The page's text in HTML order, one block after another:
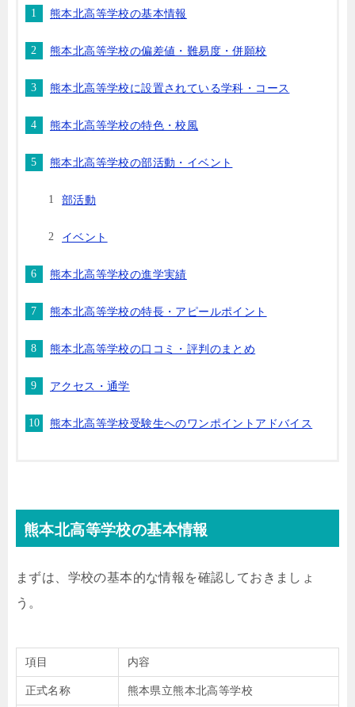
熊本北高等学校の基本情報
熊本北高等学校の偏差値・難易度・併願校
熊本北高等学校に設置されている学科・コース
熊本北高等学校の特色・校風
熊本北高等学校の部活動・イベント
部活動
イベント
熊本北高等学校の進学実績
熊本北高等学校の特長・アピールポイント
熊本北高等学校の口コミ・評判のまとめ
アクセス・通学
熊本北高等学校受験生へのワンポイントアドバイス
熊本北高等学校の基本情報
まずは、学校の基本的な情報を確認しておきましょ
う。
項目 内容
正式名称 熊本県立熊本北高等学校